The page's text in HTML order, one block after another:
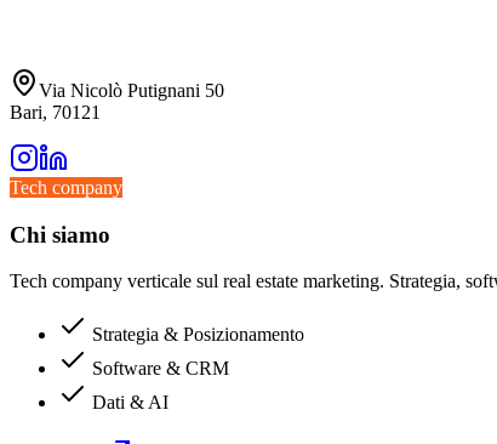
Via Nicolò Putignani 50
Bari, 70121
Tech company
Chi siamo
Tech company verticale sul real estate marketing. Strategia,
Strategia & Posizionamento
Software & CRM
Dati & AI